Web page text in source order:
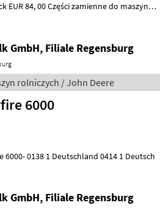
do maszyn
GmbH, Filiale Regensburg
rolniczych / John Deere
6000
GmbH, Filiale Regensburg